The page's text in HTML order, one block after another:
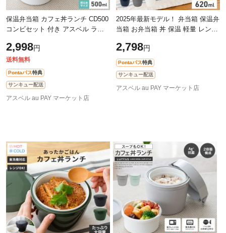
保温弁当箱 カフェ丼ランチ CD500
コンビセット 付き アスベル ラン
子 男子 女性 男性 おしゃれ 抗菌
2,998円
送料無料
Pontaパス特典
サンキュー配送
アスベル au PAY マーケット店
2025年最新モデル！ 弁当箱 保温弁
当箱 お弁当箱 丼 保温 軽量 レンジ
ンチボックス ランチジャー 女子
2,798円
Pontaパス特典
サンキュー配送
アスベル au PAY マーケット店